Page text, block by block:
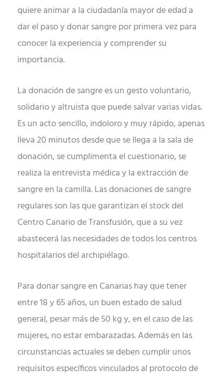
quiere animar a la ciudadanía mayor de edad a
dar el paso y donar sangre por primera vez para
conocer la experiencia y comprender su
importancia.
La donación de sangre es un gesto voluntario,
solidario y altruista que puede salvar varias vidas.
Es un acto sencillo, indoloro y muy rápido, apenas
lleva 20 minutos desde que se llega a la sala de
donación, se cumplimenta el cuestionario, se
realiza la entrevista médica y la extracción de
sangre en la camilla. Las donaciones de sangre
regulares son las que garantizan el stock del
Centro Canario de Transfusión, que a su vez
abastecerá las necesidades de todos los centros
hospitalarios del archipiélago.
Para donar sangre en Canarias hay que tener
entre 18 y 65 años, un buen estado de salud
general, pesar más de 50 kg y, en el caso de las
mujeres, no estar embarazadas. Además en las
circunstancias actuales se deben cumplir unos
requisitos específicos vinculados al protocolo de